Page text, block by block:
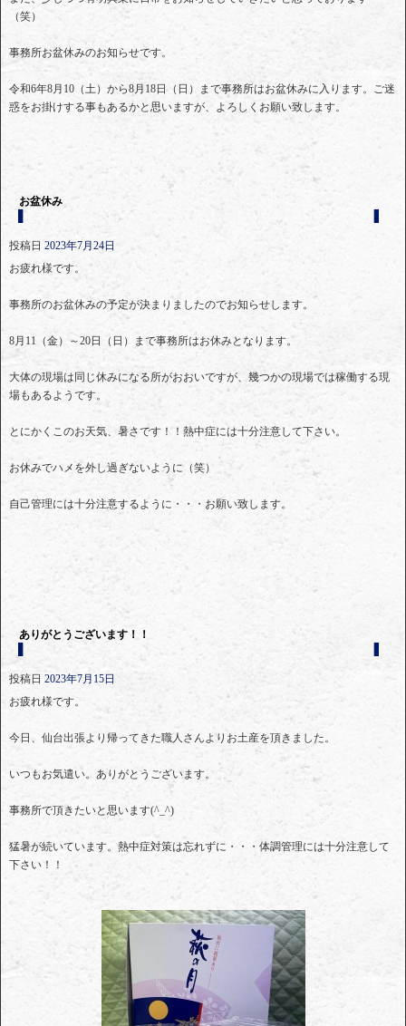
（笑）
事務所お盆休みのお知らせです。
令和6年8月10（土）から8月18日（日）まで事務所はお盆休みに入ります。ご迷
惑をお掛けする事もあるかと思いますが、よろしくお願い致します。
お盆休み
投稿日 2023年7月24日
お疲れ様です。
事務所のお盆休みの予定が決まりましたのでお知らせします。
8月11（金）～20日（日）まで事務所はお休みとなります。
大体の現場は同じ休みになる所がおおいですが、幾つかの現場では稼働する現
場もあるようです。
とにかくこのお天気、暑さです！！熱中症には十分注意して下さい。
お休みでハメを外し過ぎないように（笑）
自己管理には十分注意するように・・・お願い致します。
ありがとうございます！！
投稿日 2023年7月15日
お疲れ様です。
今日、仙台出張より帰ってきた職人さんよりお土産を頂きました。
いつもお気遣い。ありがとうございます。
事務所で頂きたいと思います(^_^)
猛暑が続いています。熱中症対策は忘れずに・・・体調管理には十分注意して
下さい！！